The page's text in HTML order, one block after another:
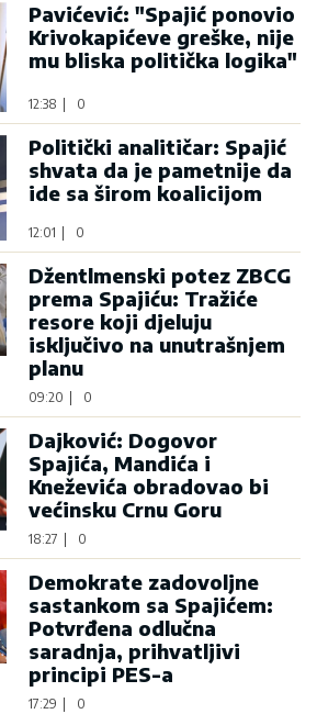
Pavićević: "Spajić ponovio
Krivokapićeve greške, nije
mu bliska politička logika"
12:38 0
Politički analitičar: Spajić
shvata da je pametnije da
ide sa širom koalicijom
12:01 0
Džentlmenski potez ZBCG
prema Spajiću: Tražiće
resore koji djeluju
isključivo na unutrašnjem
planu
09:20 0
Dajković: Dogovor
Spajića, Mandića i
Kneževića obradovao bi
većinsku Crnu Goru
18:27 0
Demokrate zadovoljne
sastankom sa Spajićem:
Potvrđena odlučna
saradnja, prihvatljivi
principi PES-a
17:29 0